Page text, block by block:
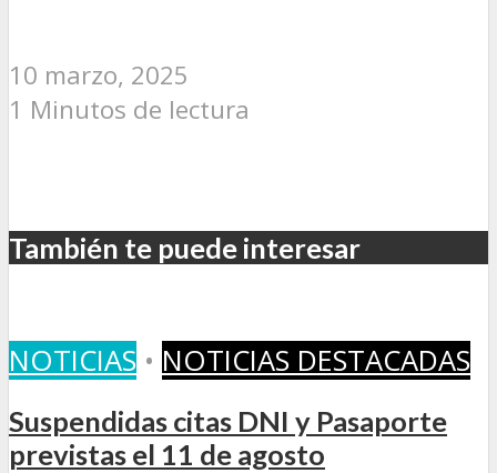
10 marzo, 2025
1 Minutos de lectura
También te puede interesar
NOTICIAS • NOTICIAS DESTACADAS
Suspendidas citas DNI y Pasaporte
previstas el 11 de agosto